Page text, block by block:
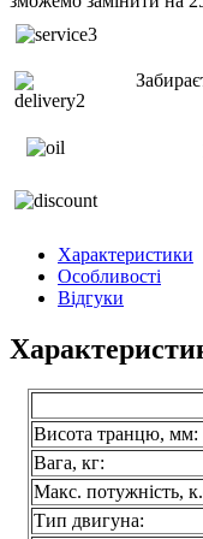
Характеристики
Особливості
Відгуки
Висота транцю, мм:
Вага, кг:
Макс. потужність,
Тип двигуна: